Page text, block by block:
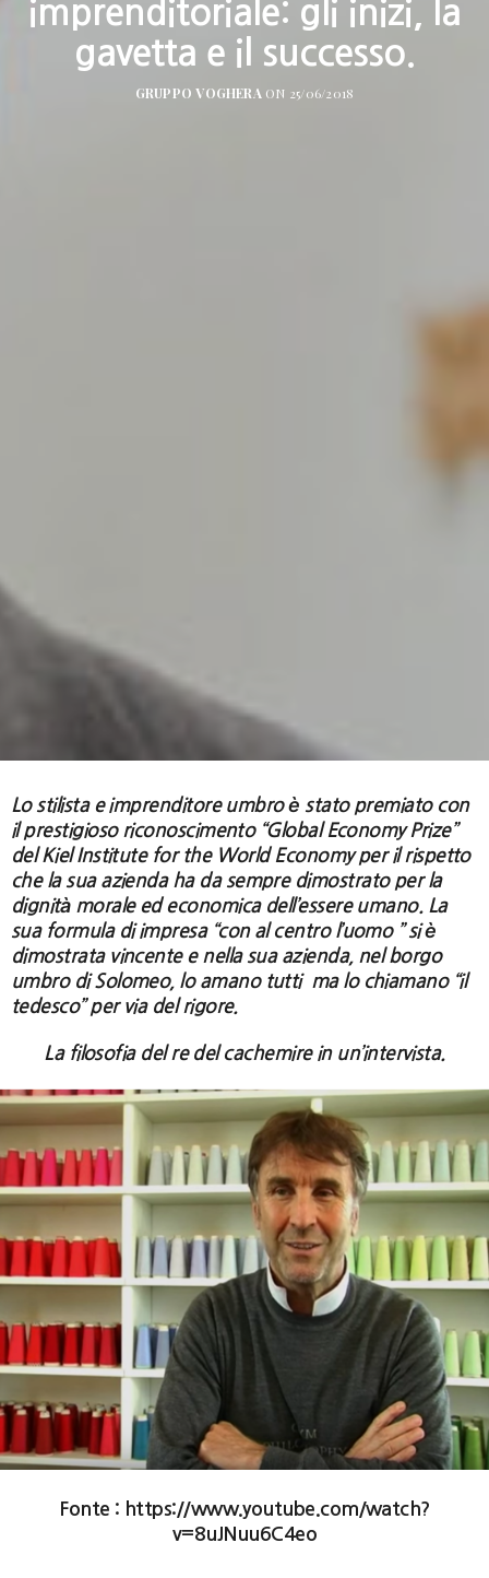
imprenditoriale: gli inizi, la
gavetta e il successo.
GRUPPO VOGHERA ON 25/06/2018
Lo stilista e imprenditore umbro è stato premiato con
il prestigioso riconoscimento “Global Economy Prize”
del Kiel Institute for the World Economy per il rispetto
che la sua azienda ha da sempre dimostrato per la
dignità morale ed economica dell’essere umano. La
sua formula di impresa “con al centro l’uomo ” si è
dimostrata vincente e nella sua azienda, nel borgo
umbro di Solomeo, lo amano tutti ma lo chiamano “il
tedesco” per via del rigore.
La filosofia del re del cachemire in un’intervista.
Fonte : https://www.youtube.com/watch?
v=8uJNuu6C4eo